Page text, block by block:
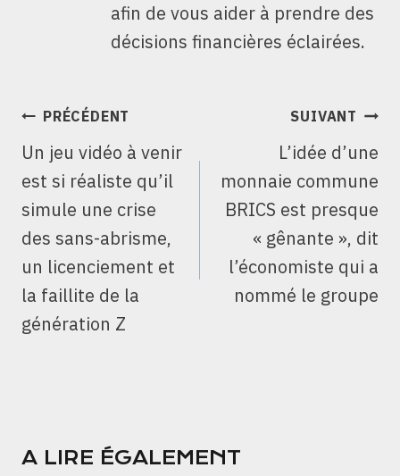
afin de vous aider à prendre des
décisions financières éclairées.
NAVIGATION
L’ARTICLE
PRÉCÉDENT
Un jeu vidéo à venir
est si réaliste qu’il
simule une crise
des sans-abrisme,
un licenciement et
la faillite de la
génération Z
SUIVANT
L’idée d’une
monnaie commune
BRICS est presque
« gênante », dit
l’économiste qui a
nommé le groupe
A LIRE ÉGALEMENT